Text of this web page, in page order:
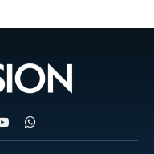
YouTubeWhatsApp